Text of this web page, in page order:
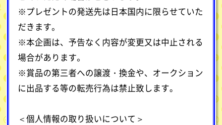
※プレゼントの発送先は日本国内に限らせていた
だきます。
※本企画は、予告なく内容が変更又は中止される
場合があります。
※賞品の第三者への譲渡・換金や、オークション
に出品する等の転売行為は禁止致します。
＜個人情報の取り扱いについて＞